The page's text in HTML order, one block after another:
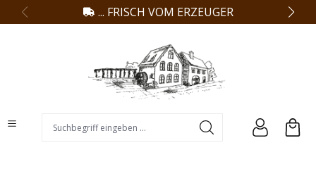
springen ... FRISCH VOM ERZEUGER
Suchbegriff eingeben ...